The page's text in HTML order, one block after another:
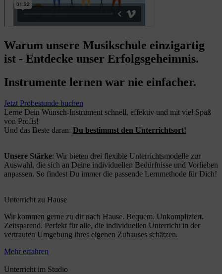
Warum unsere Musikschule einzigartig
ist - Entdecke unser Erfolgsgeheimnis.
Instrumente lernen war nie einfacher.
Jetzt Probestunde buchen
Lerne Dein Wunsch-Instrument schnell, effektiv und mit viel Spaß
von Profis!
Und das Beste daran: Du bestimmst den Unterrichtsort!
Unsere Stärke: Wir bieten drei flexible Unterrichtsmodelle zur
Auswahl, die sich an Deine individuellen Bedürfnisse und Vorlieben
anpassen. So findest Du immer die passende Lernmethode für Dich!
Unterricht zu Hause
Wir kommen gerne zu dir nach Hause. Bequem. Unkompliziert.
Zeitsparend. Perfekt für alle, die individuellen Unterricht in der
vertrauten Umgebung ihres eigenen Zuhauses schätzen.
Mehr erfahren
Unterricht im Studio